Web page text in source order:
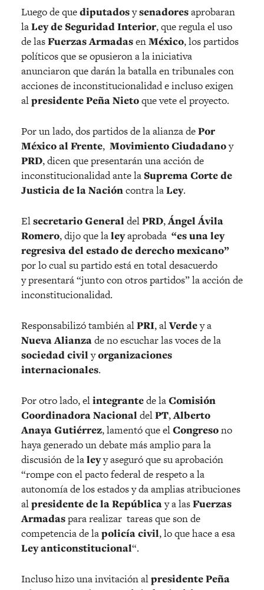
Luego de quediputadosysenadoresaprobaran
laLey de Seguridad Interior, que regula el uso
de lasFuerzas ArmadasenMéxico, los partidos
políticos que se opusieron a la iniciativa
anunciaron que darán la batalla en tribunales con
acciones de inconstitucionalidad e incluso exigen
alpresidente Peña Nietoque vete el proyecto.
Por un lado, dos partidos de la alianza dePor
México al Frente, Movimiento Ciudadanoy
PRD, dicen que presentarán una acción de
inconstitucionalidad ante la Suprema Corte de
Justicia de la Nacióncontra laLey.
Elsecretario General delPRD,Ángel Ávila
Romero, dijo que laleyaprobada “es una ley
regresiva del estado de derecho mexicano”
por lo cual su partido está en total desacuerdo
y presentará “junto con otros partidos” la acción de
inconstitucionalidad.
Responsabilizó también alPRI, alVerdey a
Nueva Alianzade no escuchar las voces de la
sociedad civilyorganizaciones
internacionales.
Por otro lado, elintegrantede laComisión
Coordinadora Nacional delPT,Alberto
Anaya Gutiérrez, lamentó que elCongresono
haya generado un debate más amplio para la
discusión de laleyy aseguró que su aprobación
“rompe con el pacto federal de respeto a la
autonomía de los estados y da amplias atribuciones
alpresidente de la Repúblicay a lasFuerzas
Armadaspara realizar tareas que son de
competencia de lapolicía civil, lo que hace a esa
Ley anticonstitucional“.
Incluso hizo una invitación alpresidente Peña